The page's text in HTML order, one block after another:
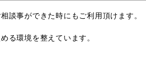
談事ができた時にもご利用頂けます。
る環境を整えています。